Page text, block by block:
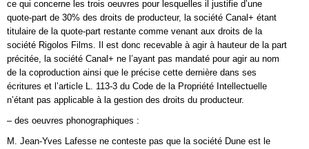
ce qui concerne les trois oeuvres pour lesquelles il justifie d’une
quote-part de 30% des droits de producteur, la société Canal+ étant
titulaire de la quote-part restante comme venant aux droits de la
société Rigolos Films. Il est donc recevable à agir à hauteur de la part
précitée, la société Canal+ ne l’ayant pas mandaté pour agir au nom
de la coproduction ainsi que le précise cette dernière dans ses
écritures et l’article L. 113-3 du Code de la Propriété Intellectuelle
n’étant pas applicable à la gestion des droits du producteur.
– des oeuvres phonographiques :
M. Jean-Yves Lafesse ne conteste pas que la société Dune est le